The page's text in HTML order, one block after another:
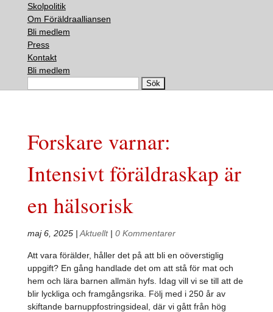
Skolpolitik
Om Föräldraalliansen
Bli medlem
Press
Kontakt
Bli medlem
Forskare varnar:
Intensivt föräldraskap är
en hälsorisk
maj 6, 2025| Aktuellt| 0 Kommentarer
Att vara förälder, håller det på att bli en oöverstiglig
uppgift? En gång handlade det om att stå för mat och
hem och lära barnen allmän hyfs. Idag vill vi se till att de
blir lyckliga och framgångsrika. Följ med i 250 år av
skiftande barnuppfostrings­ideal, där vi gått från hög